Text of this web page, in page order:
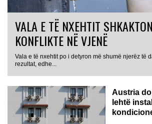
VALA E TË NXEHTIT
KONFLIKTE NË VJENË
Vala e të nxehtit po i detyron më shumë njerëz të
rezultat, edhe...
Austria
lehtë